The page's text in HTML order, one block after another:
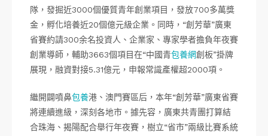
隊，發掘近3000個優質青年創業項目，發放700多萬獎
金，孵化培養近20個億元級企業。同時，“創芳華”廣東
省賽約請300余名投資人、企業家、專家學者擔負年夜賽
創業導師，輔助3663個項目在“中國青包養網創板”掛牌
展現，融資對接5.31億元，申報常識產權超2000項。
繼開闢噴鼻包養港、澳門賽區后，本年“創芳華”廣東省賽
將連續進級，深刻各地市。據先容，廣東共青團打算結
合珠海、揭陽配合舉行年夜賽，樹立“省市”兩級比賽系統